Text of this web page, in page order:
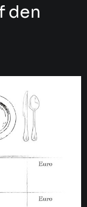
den